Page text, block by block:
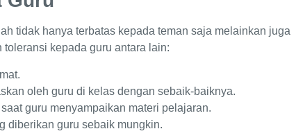
tidak hanya terbatas kepada teman saja melainkan juga
kepada guru antara lain:
oleh guru di kelas dengan sebaik-baiknya.
guru menyampaikan materi pelajaran.
diberikan guru sebaik mungkin.